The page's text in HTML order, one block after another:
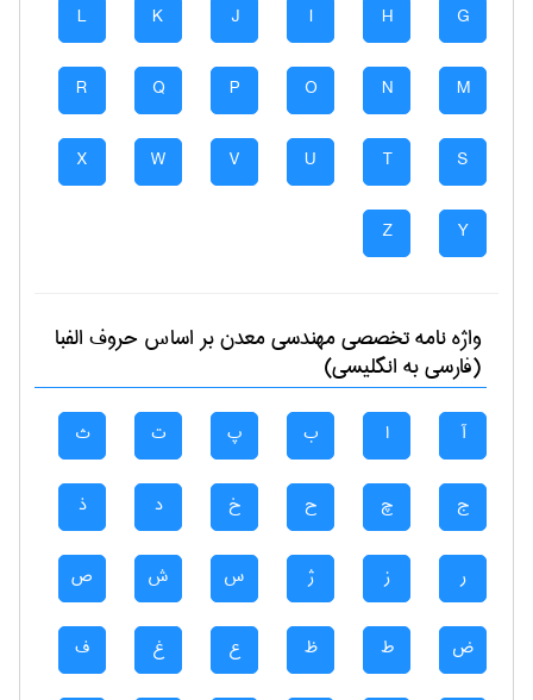
G
H
I
J
K
L
M
N
O
P
Q
R
S
T
U
V
W
X
Y
Z
واژه نامه تخصصیمهندسی معدنبر اساس حروف الفبا
(فارسی به انگلیسی)
آ ا ب پ ت ث
ج چ ح خ د ذ
ر ز ژ س ش ص
ض ط ظ ع غ ف